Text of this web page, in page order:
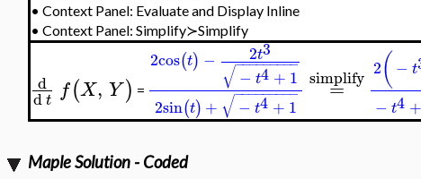
• Context Panel: Evaluate and Display Inline
• Context Panel: Simplify≻Simplify
d
dt f(X, Y) =
2cos(t) − 2t3
− t4 + 1
− −
−−−−−−−
√
2sin(t) + − t4 + 1
− −
−−−−−−−
√ =
simplify 2( − t
− t4 +
Maple Solution - Coded